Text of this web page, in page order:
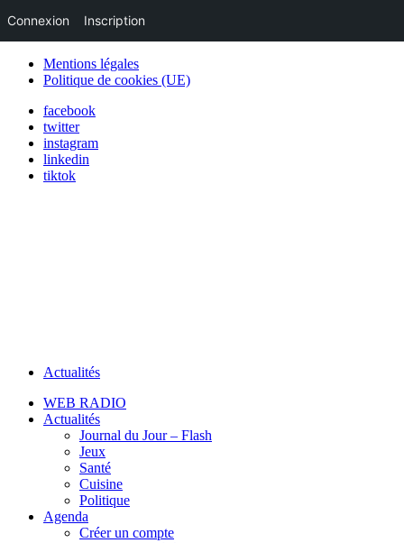
Mentions légales
Politique de cookies (UE)
facebook
twitter
instagram
linkedin
tiktok
Actualités
WEB RADIO
Actualités
Journal du Jour – Flash
Jeux
Santé
Cuisine
Politique
Agenda
Créer un compte
Connexion Inscription